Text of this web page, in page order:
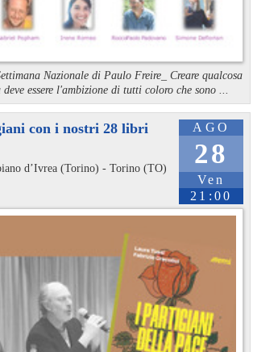
Nazionale di Paulo Freire_ Creare qualcosa
essere l'ambizione di tutti coloro che sono ...
AGO
28
Ven
21:00
con i nostri 28 libri
d’Ivrea (Torino) - Torino (TO)